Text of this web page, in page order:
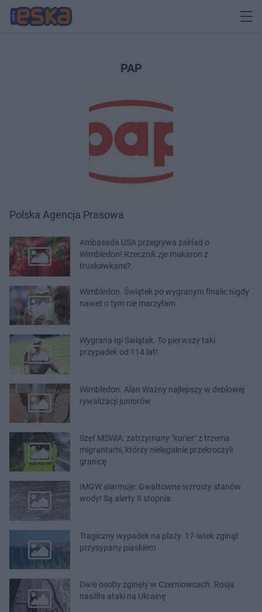
PAP
Polska Agencja Prasowa
Ambasada USA przegrywa zakład o
Wimbledon! Rzecznik zje makaron z
truskawkami?
Wimbledon. Świątek po wygranym finale: nigdy
nawet o tym nie marzyłam
Wygrana Igi Świątek. To pierwszy taki
przypadek od 114 lat!
Wimbledon. Alan Ważny najlepszy w deblowej
rywalizacji juniorów
Szef MSWiA: zatrzymany "kurier" z trzema
migrantami, którzy nielegalnie przekroczyli
granicę
IMGW alarmuje: Gwałtowne wzrosty stanów
wody! Są alerty II stopnia
Tragiczny wypadek na plaży. 17-latek zginął
przysypany piaskiem
Dwie osoby zginęły w Czerniowcach. Rosja
nasiliła ataki na Ukrainę